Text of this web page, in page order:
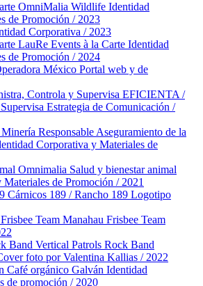
OmniMalia Wildlife Identidad
de Promoción / 2023
Corporativa / 2023
LauRe Events à la Carte Identidad
de Promoción / 2024
México Portal web y de
EFICIENTA /
Estrategia de Comunicación /
Aseguramiento de la
Corporativa y Materiales de
Omnimalia Salud y bienestar animal
de Promoción / 2021
Cárnicos 189 / Rancho 189 Logotipo
Manahau Frisbee Team
Vertical Patrols Rock Band
foto por Valentina Kallias / 2022
Café orgánico Galván Identidad
de promoción / 2020